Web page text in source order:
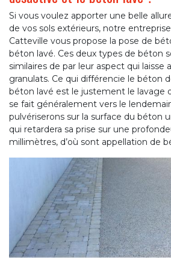
Si vous voulez apporter une belle
de vos sols extérieurs, notre
Catteville vous propose la pose de
béton lavé. Ces deux types de béton
similaires de par leur aspect qui laisse
granulats. Ce qui différencie le béton
béton lavé est le justement le lavage
se fait généralement vers le
pulvériserons sur la surface du béton
qui retardera sa prise sur une
millimètres, d’où sont appellation de